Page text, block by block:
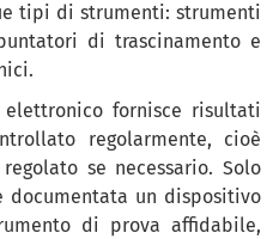
tipi di strumenti: strumenti
di trascinamento e
fornisce risultati
regolarmente, cioè
se necessario. Solo
documentata un dispositivo
di prova affidabile,